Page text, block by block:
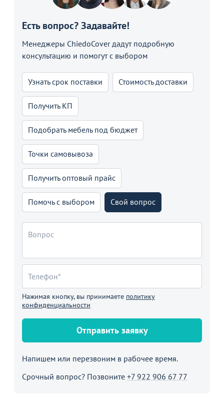
Есть вопрос? Задавайте!
Менеджеры ChiedoCover дадут подробную
консультацию и помогут с выбором
Узнать срок поставки Стоимость доставки
Получить КП
Подобрать мебель под бюджет
Точки самовывоза
Получить оптовый прайс
Помочь с выбором Свой вопрос
Нажимая кнопку, вы принимаете политику
конфиденциальности
Отправить заявку
Напишем или перезвоним в рабочее время.
Срочный вопрос? Позвоните +7 922 906 67 77